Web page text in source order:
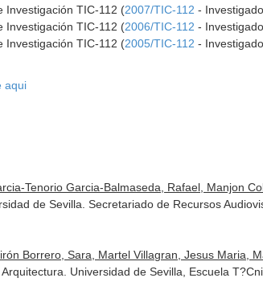
Investigación TIC-112 (2007/TIC-112 -
Investigación TIC-112 (2006/TIC-112 -
Investigación TIC-112 (2005/TIC-112 -
aqui
Tenorio Garcia-Balmaseda, Rafael, Manjon
de Sevilla. Secretariado de Recursos
Borrero, Sara, Martel Villagran, Jesus Maria,
Universidad de Sevilla, Escuela